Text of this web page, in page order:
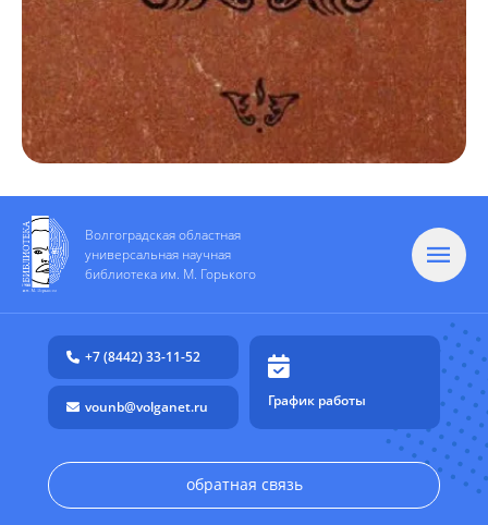
Волгоградская областная
универсальная научная
библиотека им. М. Горького
+7 (8442) 33-11-52
vounb@volganet.ru График работы
обратная связь